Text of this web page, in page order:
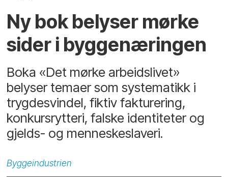
Ny bok belyser mørke
sider i byggenæringen
Boka «Det mørke arbeidslivet»
belyser temaer som systematikk i
trygdesvindel, fiktiv fakturering,
konkursrytteri, falske identiteter og
gjelds- og menneskeslaveri.
Byggeindustrien